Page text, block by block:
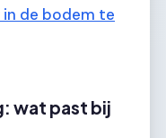
de bodem te
wat past bij